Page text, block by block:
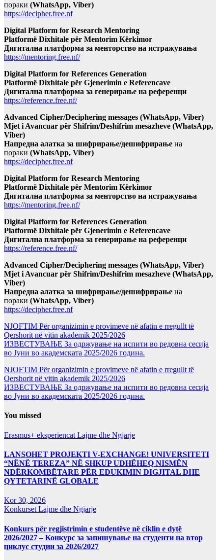
пораки (WhatsApp, Viber)
https://decipher.free.nf
Digital Platform for Research Mentoring
Platformë Dixhitale për Mentorim Kërkimor
Дигитална платформа за менторство на истражувања
https://mentoring.free.nf/
Digital Platform for References Generation
Platformë Dixhitale për Gjenerimin e Referencave
Дигитална платформа за генерирање на референци
https://reference.free.nf/
Advanced Cipher/Deciphering messages (WhatsApp, Viber)
Mjet i Avancuar për Shifrim/Deshifrim mesazheve (WhatsApp,
Viber)
Напредна алатка за шифрирање/дешифрирање на
пораки (WhatsApp, Viber)
https://decipher.free.nf
Digital Platform for Research Mentoring
Platformë Dixhitale për Mentorim Kërkimor
Дигитална платформа за менторство на истражувања
https://mentoring.free.nf/
Digital Platform for References Generation
Platformë Dixhitale për Gjenerimin e Referencave
Дигитална платформа за генерирање на референци
https://reference.free.nf/
Advanced Cipher/Deciphering messages (WhatsApp, Viber)
Mjet i Avancuar për Shifrim/Deshifrim mesazheve (WhatsApp,
Viber)
Напредна алатка за шифрирање/дешифрирање на
пораки (WhatsApp, Viber)
https://decipher.free.nf
NJOFTIM Për organizimin e provimeve në afatin e rregullt të
Qershorit në vitin akademik 2025/2026
ИЗВЕСТУВАЊЕ За одржување на испити во редовна сесија
во Јуни во академската 2025/2026 година.
NJOFTIM Për organizimin e provimeve në afatin e rregullt të
Qershorit në vitin akademik 2025/2026
ИЗВЕСТУВАЊЕ За одржување на испити во редовна сесија
во Јуни во академската 2025/2026 година.
You missed
Erasmus+ eksperiencat Lajme dhe Ngjarje
LANSOHET PROJEKTI V-EXCHANGE! UNIVERSITETI
“NËNË TEREZA” NË SHKUP UDHËHEQ NISMËN
NDËRKOMBËTARE PËR EDUKIMIN DIGJITAL DHE
QYTETARINË GLOBALE
Kor 30, 2026
Konkurset Lajme dhe Ngjarje
Konkurs për regjistrimin e studentëve në ciklin e dytë
2026/2027 – Конкурс за запишување на студенти на втор
циклус студии за 2026/2027